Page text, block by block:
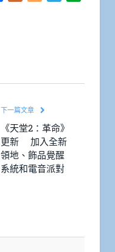
下一篇文章
《天堂2：革命》
更新 加入全新
領地、飾品覺醒
系統和電音派對